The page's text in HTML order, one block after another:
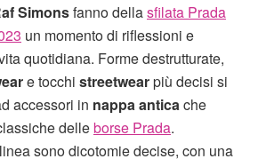
Simonsfanno dellasfilata Prada
un momento di riflessioni e
quotidiana. Forme destrutturate,
e tocchi streetwearpiù decisi si
accessori in nappa anticache
delleborse Prada.
sono dicotomie decise, con una